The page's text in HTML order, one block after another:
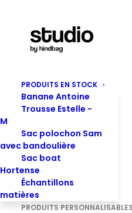
PRODUITS EN STOCK
Banane Antoine
Trousse Estelle -
M
Sac polochon Sam
avec bandoulière
Sac boat
Hortense
Échantillons
matières
PRODUITS PERSONNALISABLES
Produits
Accueil Produit